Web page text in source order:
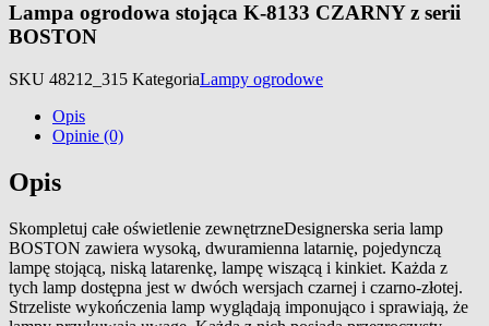
Lampa ogrodowa stojąca K-8133 CZARNY z serii
BOSTON
SKU 48212_315 KategoriaLampy ogrodowe
Opis
Opinie (0)
Opis
Skompletuj całe oświetlenie zewnętrzneDesignerska seria lamp
BOSTON zawiera wysoką, dwuramienna latarnię, pojedynczą
lampę stojącą, niską latarenkę, lampę wiszącą i kinkiet. Każda z
tych lamp dostępna jest w dwóch wersjach czarnej i czarno-złotej.
Strzeliste wykończenia lamp wyglądają imponująco i sprawiają, że